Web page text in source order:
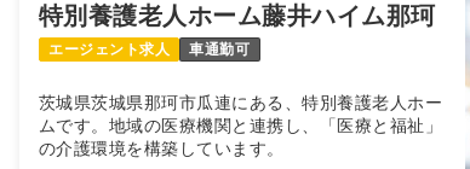
日祝休み
4週8休以上 担当業務未経験可
ブランク可
第二新卒可
月給21万円以上可
日勤のみ（パート）
特別養護老人ホーム藤井ハイム那珂
エージェント求人 車通勤可
茨城県茨城県那珂市瓜連にある、特別養護老人ホー
ムです。地域の医療機関と連携し、「医療と福祉」
の介護環境を構築しています。